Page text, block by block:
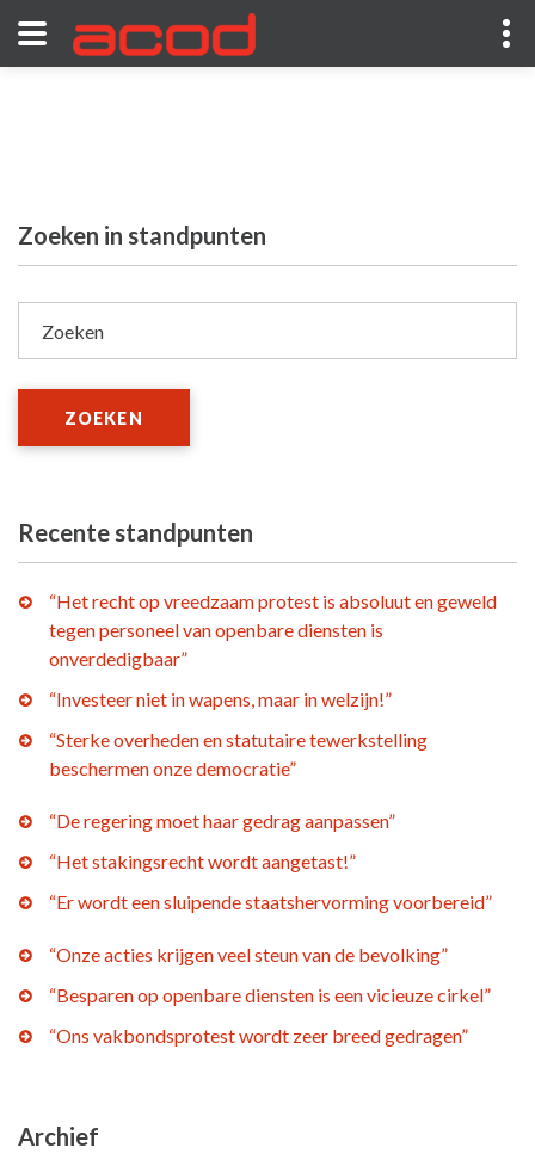
Zoeken in standpunten
Zoeken
ZOEKEN
Recente standpunten
“Het recht op vreedzaam protest is absoluut en geweld
tegen personeel van openbare diensten is
onverdedigbaar”
“Investeer niet in wapens, maar in welzijn!”
“Sterke overheden en statutaire tewerkstelling
beschermen onze democratie”
“De regering moet haar gedrag aanpassen”
“Het stakingsrecht wordt aangetast!”
“Er wordt een sluipende staatshervorming voorbereid”
“Onze acties krijgen veel steun van de bevolking”
“Besparen op openbare diensten is een vicieuze cirkel”
“Ons vakbondsprotest wordt zeer breed gedragen”
Archief